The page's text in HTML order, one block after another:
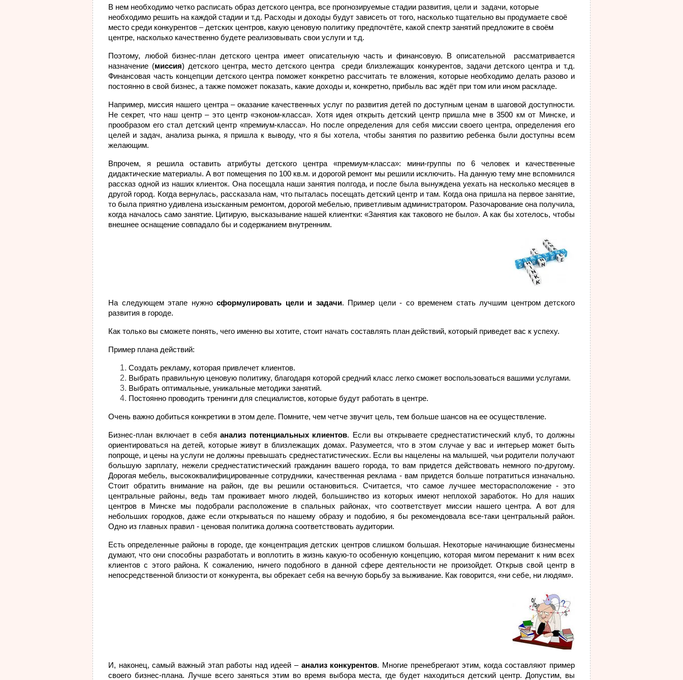
В нем необходимо четко расписать образ детского центра, все прогнозируемые стадии развития, цели и задачи, которые
необходимо решить на каждой стадии и т.д. Расходы и доходы будут зависеть от того, насколько тщательно вы продумаете своё
место среди конкурентов – детских центров, какую ценовую политику предпочтёте, какой спектр занятий предложите в своём
центре, насколько качественно будете реализовывать свои услуги и т.д.
Поэтому, любой бизнес-план детского центра имеет описательную часть и финансовую. В описательной рассматривается
назначение (миссия) детского центра, место детского центра среди близлежащих конкурентов, задачи детского центра и т.д.
Финансовая часть концепции детского центра поможет конкретно рассчитать те вложения, которые необходимо делать разово и
постоянно в свой бизнес, а также поможет показать, какие доходы и, конкретно, прибыль вас ждёт при том или ином раскладе.
Например, миссия нашего центра – оказание качественных услуг по развития детей по доступным ценам в шаговой доступности.
Не секрет, что наш центр – это центр «эконом-класса». Хотя идея открыть детский центр пришла мне в 3500 км от Минске, и
прообразом его стал детский центр «премиум-класса». Но после определения для себя миссии своего центра, определения его
целей и задач, анализа рынка, я пришла к выводу, что я бы хотела, чтобы занятия по развитию ребенка были доступны всем
желающим.
Впрочем, я решила оставить атрибуты детского центра «премиум-класса»: мини-группы по 6 человек и качественные
дидактические материалы. А вот помещения по 100 кв.м. и дорогой ремонт мы решили исключить. На данную тему мне вспомнился
рассказ одной из наших клиенток. Она посещала наши занятия полгода, и после была вынуждена уехать на несколько месяцев в
другой город. Когда вернулась, рассказала нам, что пыталась посещать детский центр и там. Когда она пришла на первое занятие,
то была приятно удивлена изысканным ремонтом, дорогой мебелью, приветливым администратором. Разочарование она получила,
когда началось само занятие. Цитирую, высказывание нашей клиентки: «Занятия как такового не было». А как бы хотелось, чтобы
внешнее оснащение совпадало бы и содержанием внутренним.
На следующем этапе нужно сформулировать цели и задачи. Пример цели - со временем стать лучшим центром детского
развития в городе.
Как только вы сможете понять, чего именно вы хотите, стоит начать составлять план действий, который приведет вас к успеху.
Пример плана действий:
Создать рекламу, которая привлечет клиентов.
Выбрать правильную ценовую политику, благодаря которой средний класс легко сможет воспользоваться вашими услугами.
Выбрать оптимальные, уникальные методики занятий.
Постоянно проводить тренинги для специалистов, которые будут работать в центре.
Очень важно добиться конкретики в этом деле. Помните, чем четче звучит цель, тем больше шансов на ее осуществление.
Бизнес-план включает в себяанализ потенциальных клиентов. Если вы открываете среднестатистический клуб, то должны
ориентироваться на детей, которые живут в близлежащих домах. Разумеется, что в этом случае у вас и интерьер может быть
попроще, и цены на услуги не должны превышать среднестатистических. Если вы нацелены на малышей, чьи родители получают
большую зарплату, нежели среднестатистический гражданин вашего города, то вам придется действовать немного по-другому.
Дорогая мебель, высококвалифицированные сотрудники, качественная реклама - вам придется больше потратиться изначально.
Стоит обратить внимание на район, где вы решили остановиться. Считается, что самое лучшее месторасположение - это
центральные районы, ведь там проживает много людей, большинство из которых имеют неплохой заработок. Но для наших
центров в Минске мы подобрали расположение в спальных районах, что соответствует миссии нашего центра. А вот для
небольших городков, даже если открываться по нашему образу и подобию, я бы рекомендовала все-таки центральный район.
Одно из главных правил - ценовая политика должна соответствовать аудитории.
Есть определенные районы в городе, где концентрация детских центров слишком большая. Некоторые начинающие бизнесмены
думают, что они способны разработать и воплотить в жизнь какую-то особенную концепцию, которая мигом переманит к ним всех
клиентов с этого района. К сожалению, ничего подобного в данной сфере деятельности не произойдет. Открыв свой центр в
непосредственной близости от конкурента, вы обрекает себя на вечную борьбу за выживание. Как говорится, «ни себе, ни людям».
И, наконец, самый важный этап работы над идеей – анализ конкурентов. Многие пренебрегают этим, когда составляют пример
своего бизнес-плана. Лучше всего заняться этим во время выбора места, где будет находиться детский центр. Допустим, вы